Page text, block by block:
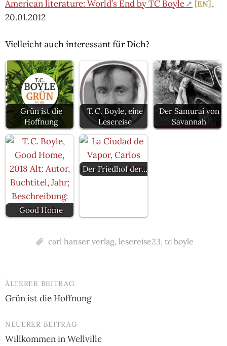
American literature: World’s End by TC Boyle EN ,
20.01.2012
Vielleicht auch interessant für Dich?
Grün ist die
Hoffnung
T. C. Boyle, eine
Lesereise
Der Samurai von
Savannah
Good Home
Der Friedhof der…
carl hanser verlag, lesereise23, tc boyle
Beitrags-
Navigation
ÄLTERER BEITRAG
Grün ist die Hoffnung
NEUERER BEITRAG
Willkommen in Wellville